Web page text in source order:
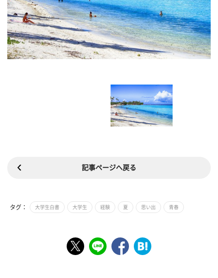
記事ページへ戻る
タグ： 大学生白書 大学生 経験 夏 思い出 青春